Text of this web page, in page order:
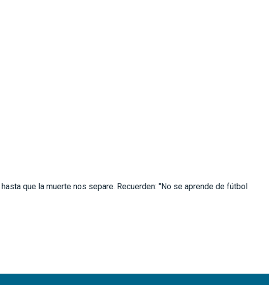
que la muerte nos separe. Recuerden: "No se aprende de fútbol